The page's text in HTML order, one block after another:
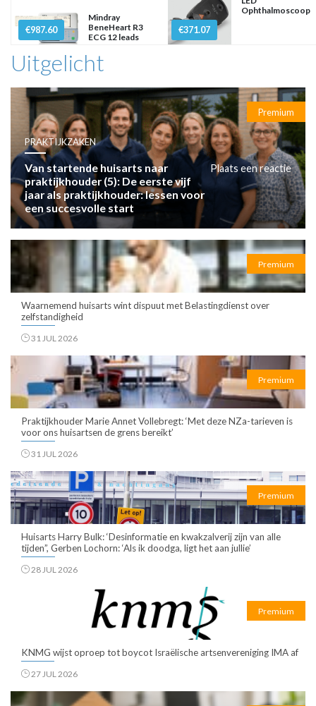
€987.60
Mindray
BeneHeart R3
ECG 12 leads
€371.07
Ophthalmoscoop
Uitgelicht
Premium
PRAKTIJKZAKEN
Van startende huisarts naar
praktijkhouder (5): De eerste vijf
jaar als praktijkhouder: lessen voor
een succesvolle start
Plaats een reactie
Premium
Waarnemend huisarts wint dispuut met Belastingdienst over
zelfstandigheid
31 JUL 2026
Premium
Praktijkhouder Marie Annet Vollebregt: ‘Met deze NZa-tarieven is
voor ons huisartsen de grens bereikt’
31 JUL 2026
Premium
Huisarts Harry Bulk: ‘Desinformatie en kwakzalverij zijn van alle
tijden”, Gerben Lochorn: ‘Als ik doodga, ligt het aan jullie’
28 JUL 2026
Premium
KNMG wijst oproep tot boycot Israëlische artsenvereniging IMA af
27 JUL 2026